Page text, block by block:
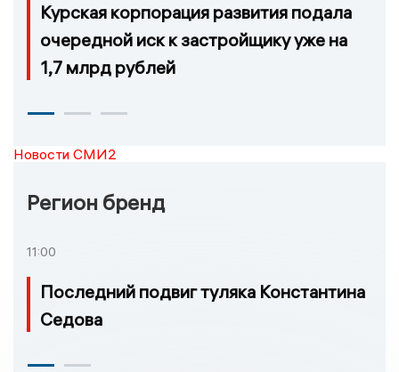
Курская корпорация развития подала
очередной иск к застройщику уже на
1,7 млрд рублей
Новости СМИ2
Регион бренд
11:00
Последний подвиг туляка Константина
Седова